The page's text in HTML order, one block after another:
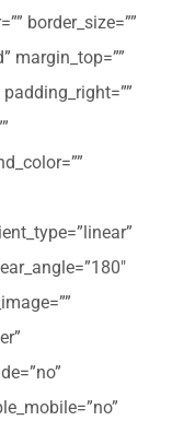
border_size=””
margin_top=””